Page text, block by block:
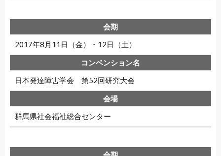
2017年8月11日（金）・12日（土）
日本発達障害学会 第52回研究大会
群馬県社会福祉総合センター